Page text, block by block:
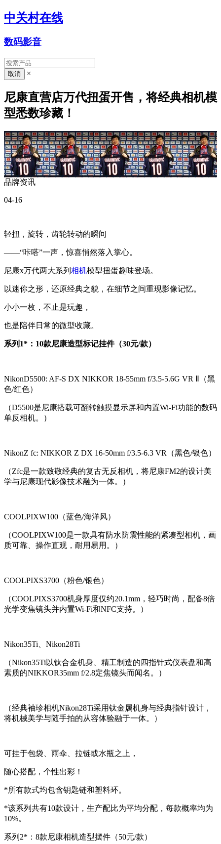
中关村在线
数码影音
×
尼康直营店万代扭蛋开售，将经典相机模
型悉数珍藏！
品牌资讯
04-16
轻扭，旋转，齿轮转动的瞬间
——“咔嗒”一声，惊喜悄然落入掌心。
尼康x万代两大系列 相机模型扭蛋趣味登场。
以迷你之形，还原经典之貌，在细节之间重现影像记忆。
小小一枚，不止是玩趣，
也是陪伴日常的微型收藏。
系列1*：10款尼康造型标记挂件（30元/款）
NikonD5500: AF-S DX NIKKOR 18-55mm f/3.5-5.6G VR Ⅱ（黑
色/红色）
（D5500是尼康搭载可翻转触摸显示屏和内置Wi-Fi功能的数码
单反相机。）
NikonZ fc: NIKKOR Z DX 16-50mm f/3.5-6.3 VR（黑色/银色）
（Zfc是一款致敬经典的复古无反相机，将尼康FM2的设计美
学与尼康现代影像技术融为一体。）
COOLPIXW100（蓝色/海洋风）
（COOLPIXW100是一款具有防水防震性能的紧凑型相机，画
质可靠、操作直观，耐用易用。）
COOLPIXS3700（粉色/银色）
（COOLPIXS3700机身厚度仅约20.1mm，轻巧时尚，配备8倍
光学变焦镜头并内置Wi-Fi和NFC支持。）
Nikon35Ti、Nikon28Ti
（Nikon35Ti以钛合金机身、精工制造的四指针式仪表盘和高
素质的NIKKOR35mm f/2.8定焦镜头而闻名。）
（经典袖珍相机Nikon28Ti采用钛金属机身与经典指针设计，
将机械美学与随手拍的从容体验融于一体。）
可挂于包袋、雨伞、拉链或水瓶之上，
随心搭配，个性出彩！
*所有款式均包含钥匙链和塑料环。
*该系列共有10款设计，生产配比为平均分配，每款概率均为
10%。
系列2*：8款尼康相机造型摆件（50元/款）